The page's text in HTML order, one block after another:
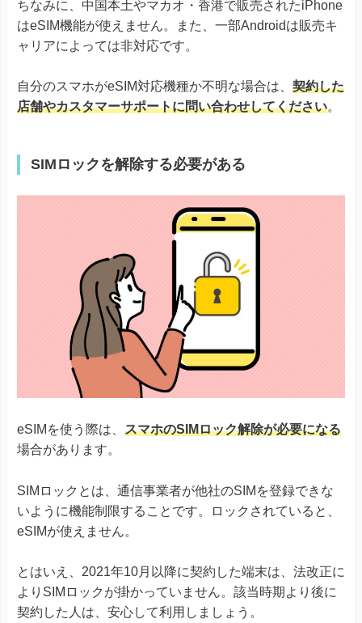
AQUOS R7
AQUOS sense8
AQUOS sense7シリーズ
AQUOS sense6
AQUOS sense4 lite
AQUOS wishシリーズ
AQUOS zero6
Rakuten Mini
Rakuten Hand
Rakuten Hand 5G
Google Pixel
Google Pixel 4, 4a & 4 XL
Google Pixel 5
Google Pixel 6シリーズ
Google Pixel 7シリーズ
Google Pixel Fold
Google Pixel 8シリーズ
Xiaomi
Xiaomi 12T Pro
Xiaomi 13Tシリーズ
Redmi Note 11 Pro 5G
Motorola
Edge 40
G52J 5Gシリーズ
G53S 5G
Huawei
Huawei P40
Huawei P40 Pro
Huawei Mate 40 Pro
ちなみに、 中国本土やマカオ・香港で販売されたiPhone
はeSIM機能が使えません。また、一部Androidは販売キ
ャリアによっては非対応です。
自分のスマホがeSIM対応機種か不明な場合は、 契約した
店舗やカスタマーサポートに問い合わせしてください。
SIMロックを解除する必要がある
eSIMを使う際は、 スマホのSIMロック解除が必要になる
場合があります。
SIMロックとは、通信事業者が他社のSIMを登録できな
いように機能制限することです。ロックされていると、
eSIMが使えません。
とはいえ、2021年10月以降に契約した端末は、法改正に
よりSIMロックが掛かっていません。該当時期より後に
契約した人は、安心して利用しましょう。